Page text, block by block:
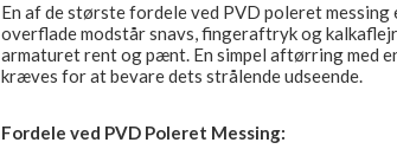
En af de største fordele ved PVD poleret
overflade modstår snavs, fingeraftryk og
armaturet rent og pænt. En simpel aftørring med
kræves for at bevare dets strålende udseende.
Fordele ved PVD Poleret Messing: